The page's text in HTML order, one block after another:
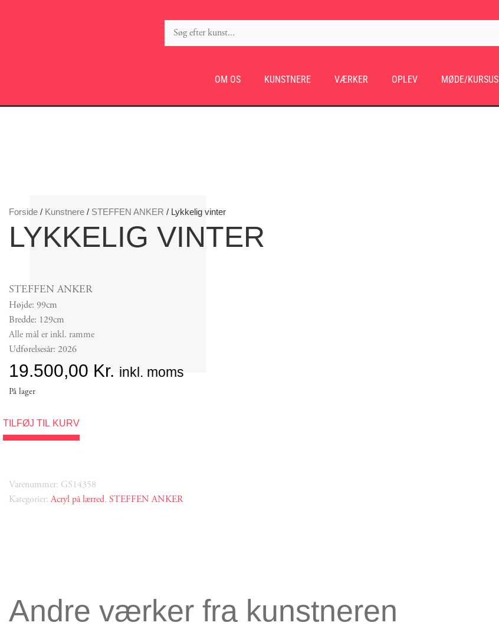
OM OS KUNSTNERE VÆRKER OPLEV MØDE/KURSUS
Forside / Kunstnere / STEFFEN ANKER / Lykkelig vinter
LYKKELIG VINTER
STEFFEN ANKER
Højde: 99cm
Bredde: 129cm
Alle mål er inkl. ramme
Udførelsesår: 2026
19.500,00 Kr. inkl. moms
På lager
TILFØJ TIL KURV
Varenummer: GS14358
Kategorier:Acryl på lærred, STEFFEN ANKER
Andre værker fra kunstneren